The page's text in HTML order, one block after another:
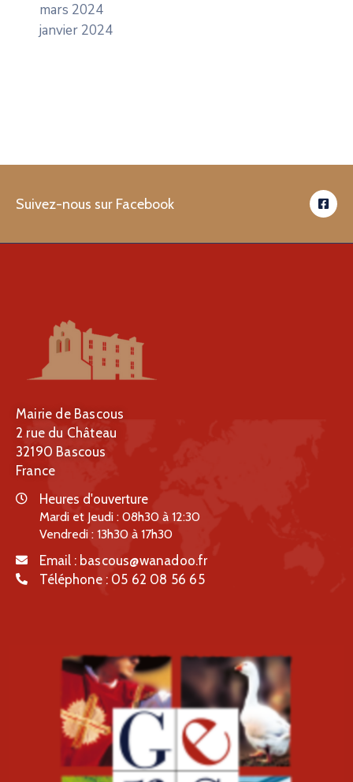
mars 2024
janvier 2024
Suivez-nous sur Facebook
Mairie de Bascous
2 rue du Château
32190 Bascous
France
Heures d'ouverture
Mardi et Jeudi : 08h30 à 12:30
Vendredi : 13h30 à 17h30
Email : bascous@wanadoo.fr
Téléphone : 05 62 08 56 65